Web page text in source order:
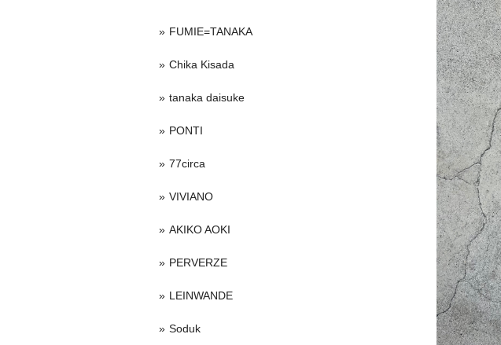
FUMIE=TANAKA
Chika Kisada
tanaka daisuke
PONTI
77circa
VIVIANO
AKIKO AOKI
PERVERZE
LEINWANDE
Soduk